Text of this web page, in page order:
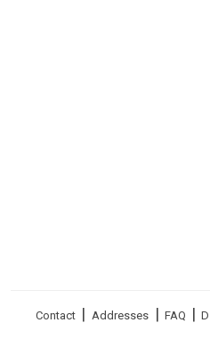
Footer
Contact Addresses FAQ